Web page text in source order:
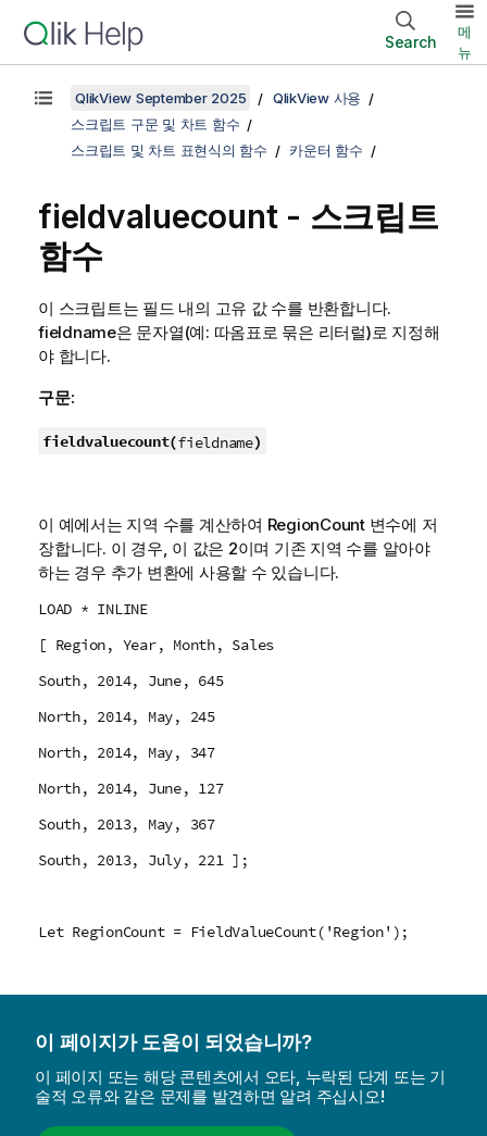
Search
메
뉴
QlikView September 2025
QlikView 사용
스크립트 구문 및 차트 함수
스크립트 및 차트 표현식의 함수
카운터 함수
fieldvaluecount - 스크립트
함수
이 스크립트는 필드 내의 고유 값 수를 반환합니다.
fieldname은 문자열(예: 따옴표로 묶은 리터럴)로 지정해
야 합니다.
구문:
fieldvaluecount(fieldname)
이 예에서는 지역 수를 계산하여 RegionCount변수에 저
장합니다. 이 경우, 이 값은 2이며 기존 지역 수를 알아야
하는 경우 추가 변환에 사용할 수 있습니다.
LOAD * INLINE
[ Region, Year, Month, Sales
South, 2014, June, 645
North, 2014, May, 245
North, 2014, May, 347
North, 2014, June, 127
South, 2013, May, 367
South, 2013, July, 221 ];
Let RegionCount = FieldValueCount('Region');
이 페이지가 도움이 되었습니까?
이 페이지 또는 해당 콘텐츠에서 오타, 누락된 단계 또는 기
술적 오류와 같은 문제를 발견하면 알려 주십시오!